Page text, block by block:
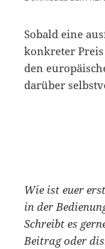
Sobald eine
konkreter
den
darüber
Wie ist euer
in der
Schreibt es
Beitrag oder